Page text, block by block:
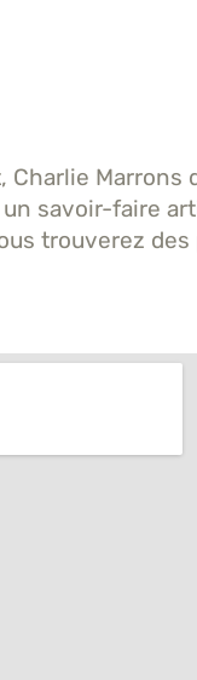
Charlie Marrons
savoir-faire
trouverez